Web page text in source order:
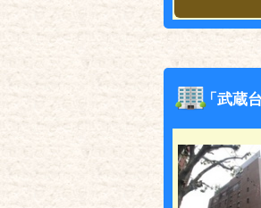
「武蔵